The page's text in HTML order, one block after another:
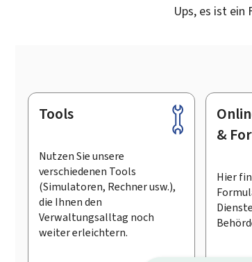
Ups, es ist ein
Footer
Tools
Nutzen Sie unsere
verschiedenen Tools
(Simulatoren, Rechner usw.),
die Ihnen den
Verwaltungsalltag noch
weiter erleichtern.
&
Hier